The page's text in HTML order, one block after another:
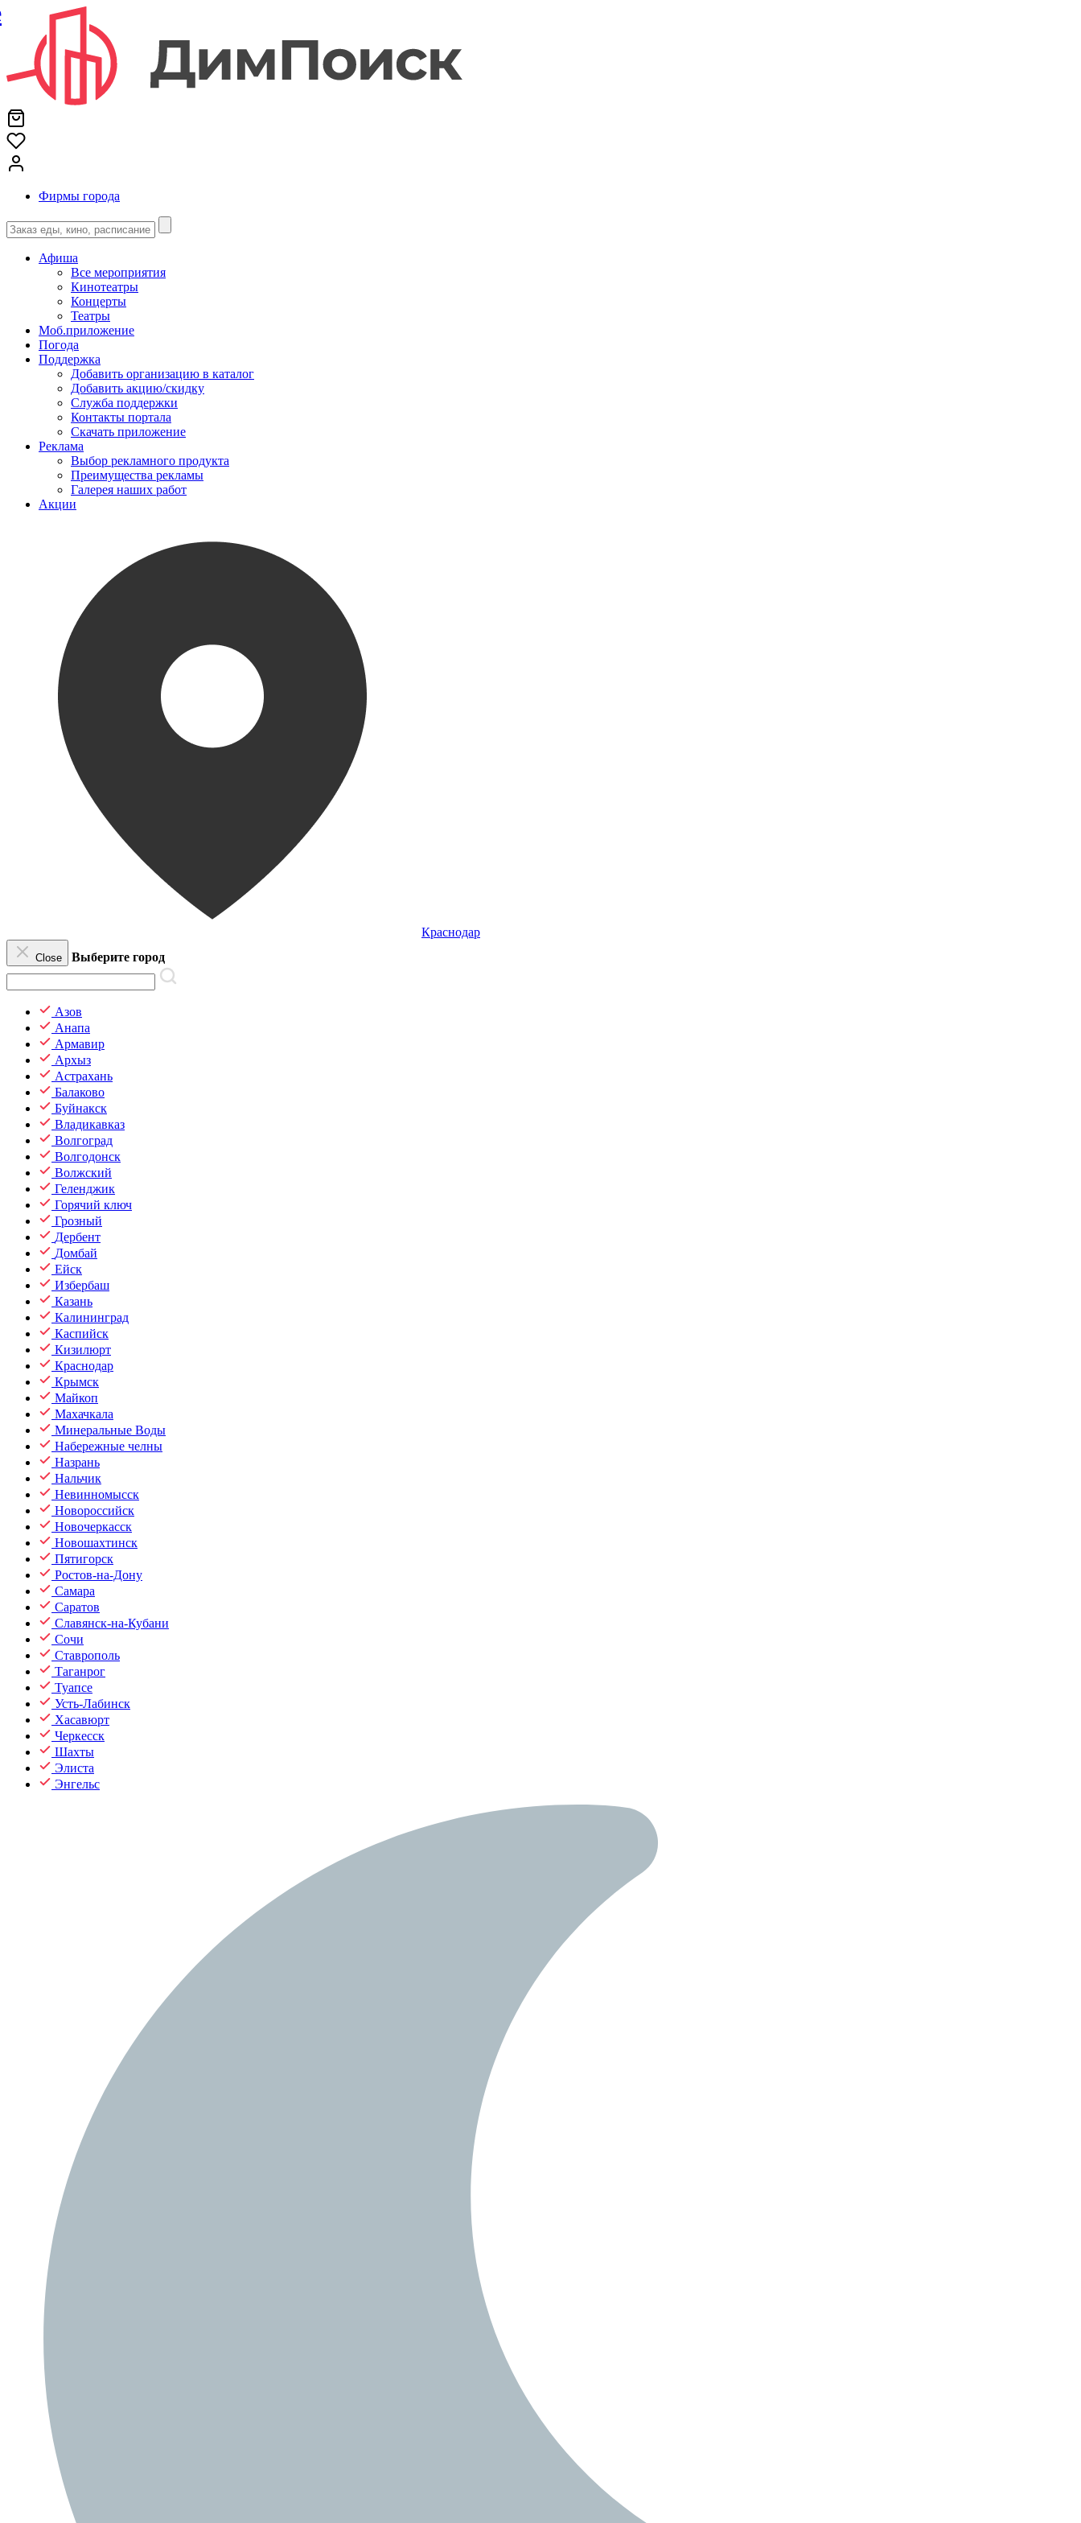
Фирмы города
Афиша
Все мероприятия
Кинотеатры
Концерты
Театры
Моб.приложение
Погода
Поддержка
Добавить организацию в каталог
Добавить акцию/скидку
Служба поддержки
Контакты портала
Скачать приложение
Реклама
Выбор рекламного продукта
Преимущества рекламы
Галерея наших работ
Акции
Краснодар
Close Выберите город
Азов
Анапа
Армавир
Архыз
Астрахань
Балаково
Буйнакск
Владикавказ
Волгоград
Волгодонск
Волжский
Геленджик
Горячий ключ
Грозный
Дербент
Домбай
Ейск
Избербаш
Казань
Калининград
Каспийск
Кизилюрт
Краснодар
Крымск
Майкоп
Махачкала
Минеральные Воды
Набережные челны
Назрань
Нальчик
Невинномысск
Новороссийск
Новочеркасск
Новошахтинск
Пятигорск
Ростов-на-Дону
Самара
Саратов
Славянск-на-Кубани
Сочи
Ставрополь
Таганрог
Туапсе
Усть-Лабинск
Хасавюрт
Черкесск
Шахты
Элиста
Энгельс